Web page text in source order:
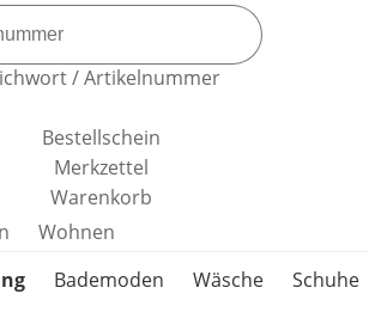
/ Artikelnummer
Bestellschein
Merkzettel
Warenkorb
überspringen
Wohnen
Bademoden Wäsche Schuhe